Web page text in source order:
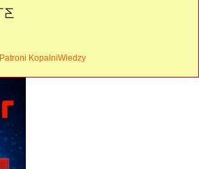
Patroni KopalniWiedzy